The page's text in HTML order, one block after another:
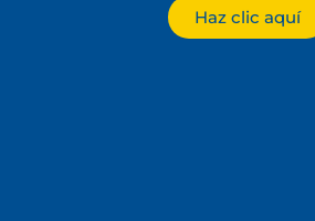
Haz clic aquí